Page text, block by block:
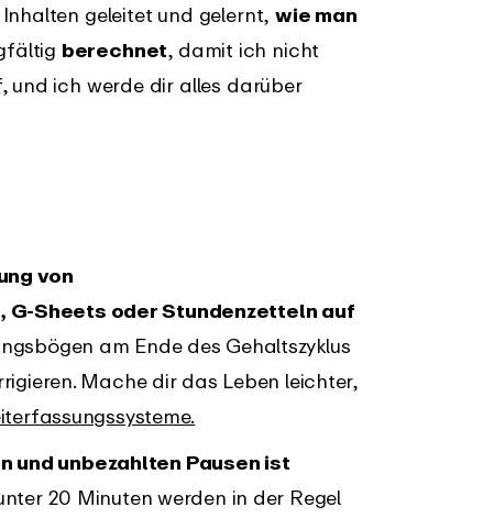
geleitet und gelernt, wie man
berechnet, damit ich nicht
und ich werde dir alles darüber
von
G-Sheets oder Stundenzetteln auf
am Ende des Gehaltszyklus
Mache dir das Leben leichter,
und unbezahlten Pausen ist
20 Minuten werden in der Regel